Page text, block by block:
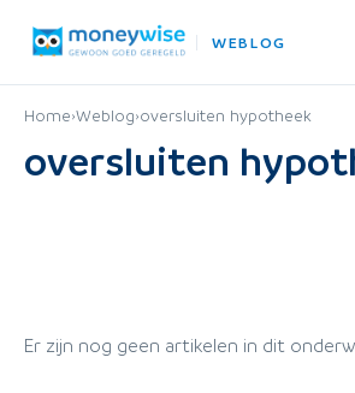
WEBLOG
Home›Weblog›oversluiten hypotheek
oversluiten
Er zijn nog geen artikelen in dit